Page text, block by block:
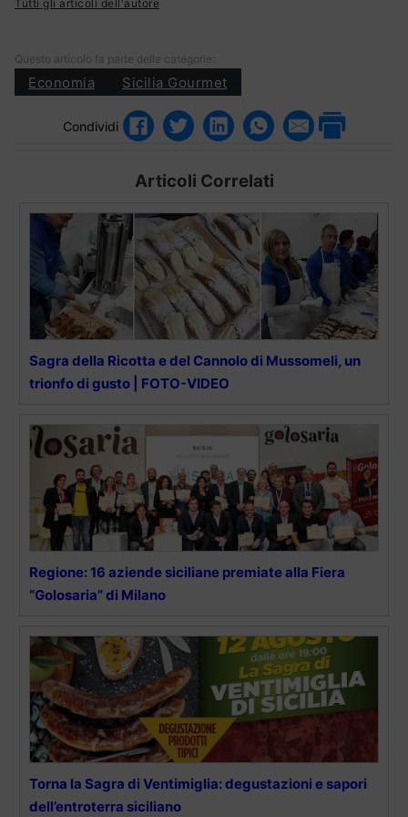
Tutti gli articoli dell'autore
Questo articolo fa parte delle categorie:
Economia Sicilia Gourmet
Condividi
Articoli Correlati
Sagra della Ricotta e del Cannolo di Mussomeli, un
trionfo di gusto | FOTO-VIDEO
Regione: 16 aziende siciliane premiate alla Fiera
“Golosaria” di Milano
Torna la Sagra di Ventimiglia: degustazioni e sapori
dell’entroterra siciliano